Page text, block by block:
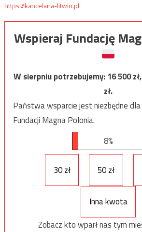
https://kancelaria-litwin.pl
Wspieraj Fundację
W sierpniu potrzebujemy:16 500
zł.
Państwa wsparcie jest niezbędne
Fundacji Magna Polonia.
8%
30 zł 50 zł
Inna kwota
Zobacz kto wparł nas tym